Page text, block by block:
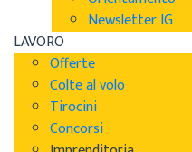
Newsletter IG
LAVORO
Offerte
Colte al volo
Tirocini
Concorsi